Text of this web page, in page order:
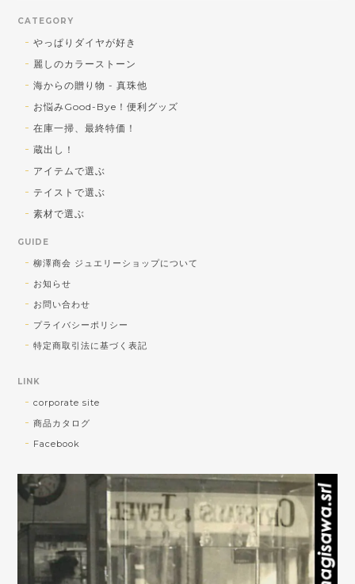
しくなければ、というポリシーは正解！と
思えるコメントで嬉しいです！ 引き続きご
送料対策で購入しました！可愛かったです！
放出品ですが、楽しく使っていただけそう
れてくださいませ♪
した！大切に使います！
お気に召していただけたようでよかったで
す！ 私自身がオーダーしたら早く欲しいっ
っ!!と思ってしまうので、なるべく早い発
送を心がけております(^^)v 引き続きご贔
屓を賜りますよう宜しくお願い致します。
柳澤商会ジュエリーショップ
CATEGORY
やっぱりダイヤが好き
麗しのカラーストーン
海からの贈り物 - 真珠他
お悩みGood-Bye！便利グッズ
在庫一掃、最終特価！
蔵出し！
アイテムで選ぶ
テイストで選ぶ
素材で選ぶ
GUIDE
柳澤商会 ジュエリーショップについて
お知らせ
お問い合わせ
プライバシーポリシー
特定商取引法に基づく表記
LINK
corporate site
商品カタログ
Facebook